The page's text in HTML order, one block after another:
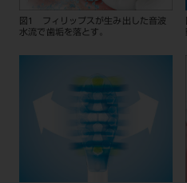
図1 フィリップスが生み出した音波
水流で歯垢を落とす。